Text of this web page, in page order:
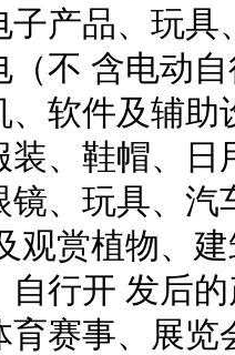
子产品、玩
不 含电动
、软件及辅
装、鞋帽、
镜、玩具、
观赏植物、
自行开 发后
育赛事、展